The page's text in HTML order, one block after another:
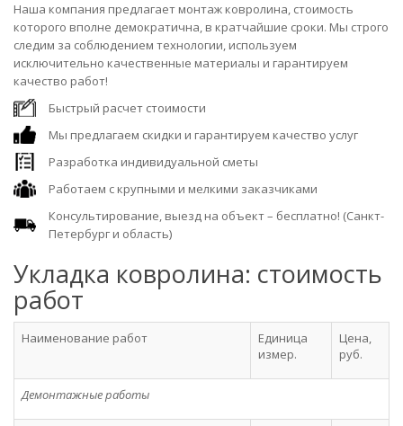
Наша компания предлагает монтаж ковролина, стоимость
которого вполне демократична, в кратчайшие сроки. Мы строго
следим за соблюдением технологии, используем
исключительно качественные материалы и гарантируем
качество работ!
Быстрый расчет стоимости
Мы предлагаем скидки и гарантируем качество услуг
Разработка индивидуальной сметы
Работаем с крупными и мелкими заказчиками
Консультирование, выезд на объект – бесплатно! (Санкт-
Петербург и область)
Укладка ковролина: стоимость
работ
Наименование работ
Единица
измер.
Цена,
руб.
Демонтажные работы